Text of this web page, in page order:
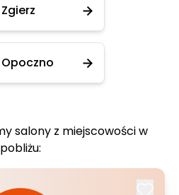
salony z miejscowości w
pobliżu: